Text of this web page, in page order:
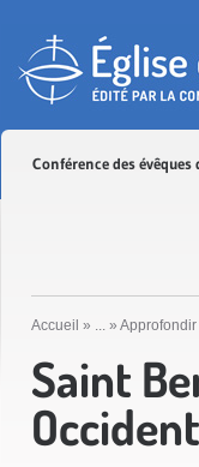
Conférence des évêques
Accueil » ... » Approfondir
Saint
Occident